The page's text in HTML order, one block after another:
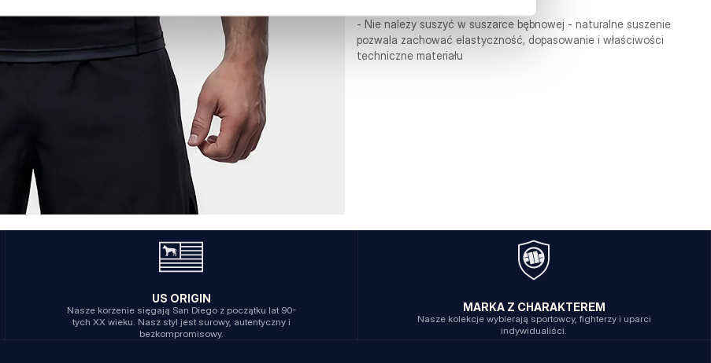
- Nie należy suszyć w suszarce bębnowej - naturalne suszenie
pozwala zachować elastyczność, dopasowanie i właściwości
techniczne materiału
US ORIGIN
Nasze korzenie sięgają San Diego z początku lat 90-
tych XX wieku. Nasz styl jest surowy, autentyczny i
bezkompromisowy.
MARKA Z CHARAKTEREM
Nasze kolekcje wybierają sportowcy, fighterzy i uparci
indywidualiści.